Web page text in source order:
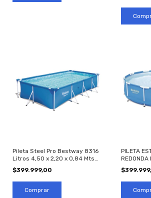
Pileta Steel Pro Bestway 8316
Litros 4,50 x 2,20 x 0,84 Mts
(cod 15606)
$399.999,00
PILETA
(cod 56706)